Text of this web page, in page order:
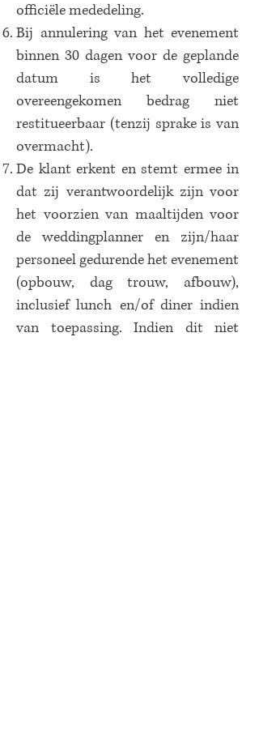
officiële mededeling.
Bij annulering van het evenement
binnen 30 dagen voor de geplande
datum is het volledige
overeengekomen bedrag niet
restitueerbaar (tenzij sprake is van
overmacht).
De klant erkent en stemt ermee in
dat zij verantwoordelijk zijn voor
het voorzien van maaltijden voor
de weddingplanner en zijn/haar
personeel gedurende het evenement
(opbouw, dag trouw, afbouw),
inclusief lunch en/of diner indien
van toepassing. Indien dit niet